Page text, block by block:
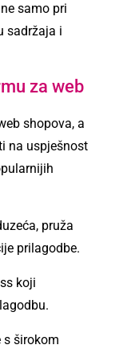
samo pri
sadržaja i
za web
shopova, a
na uspješnost
pruža
prilagodbe.
koji
s širokom